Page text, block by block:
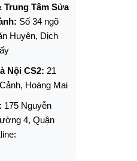
Trung Tâm Sửa
Số 34 ngõ
Huyên, Dịch
Nội CS2: 21
Hoàng Mai
175 Nguyễn
4, Quận